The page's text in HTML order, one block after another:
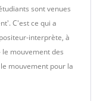
sont venues
C'est ce qui a
interprète, à
mouvement des
mouvement pour la